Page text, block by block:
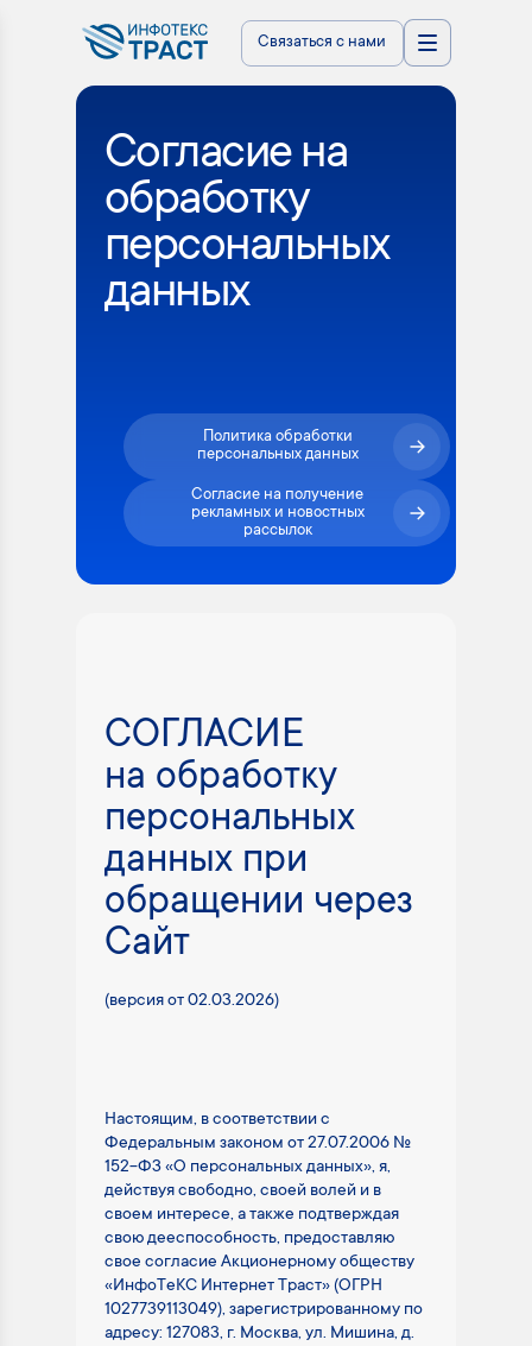
Связаться с нами
Согласие на
обработку
персональных
данных
Политика обработки
персональных данных
Согласие на получение
рекламных и новостных
рассылок
СОГЛАСИЕ
на обработку
персональных
данных при
обращении через
Сайт
(версия от 02.03.2026)
Настоящим, в соответствии с
Федеральным законом от 27.07.2006 №
152-ФЗ «О персональных данных», я,
действуя свободно, своей волей и в
своем интересе, а также подтверждая
свою дееспособность, предоставляю
свое согласие Акционерному обществу
«ИнфоТеКС Интернет Траст» (ОГРН
1027739113049), зарегистрированному по
адресу: 127083, г. Москва, ул. Мишина, д.